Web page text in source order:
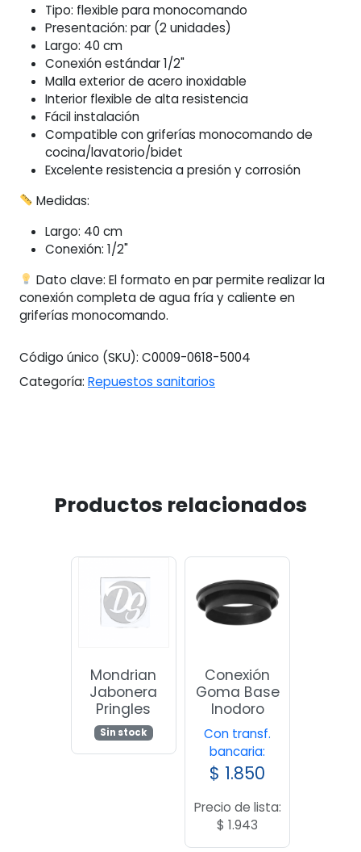
Tipo: flexible para monocomando
Presentación: par (2 unidades)
Largo: 40 cm
Conexión estándar 1/2"
Malla exterior de acero inoxidable
Interior flexible de alta resistencia
Fácil instalación
Compatible con griferías monocomando de
cocina/lavatorio/bidet
Excelente resistencia a presión y corrosión
Medidas:
Largo: 40 cm
Conexión: 1/2"
Dato clave: El formato en par permite realizar la
conexión completa de agua fría y caliente en
griferías monocomando.
Código único (SKU): C0009-0618-5004
Categoría: Repuestos sanitarios
Productos relacionados
Mondrian
Jabonera
Pringles
Sin stock
Conexión
Goma Base
Inodoro
Con transf.
bancaria:
$ 1.850
Precio de lista:
$ 1.943